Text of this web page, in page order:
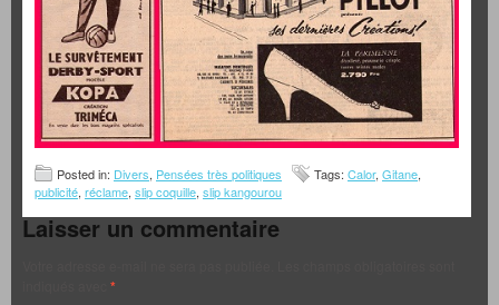
Posted in: Divers, Pensées très politiques Tags: Calor, Gitane,
publicité, réclame, slip coquille, slip kangourou
Laisser un commentaire
*